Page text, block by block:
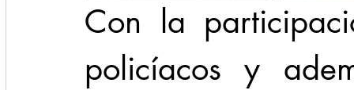
Con la
policíacos y